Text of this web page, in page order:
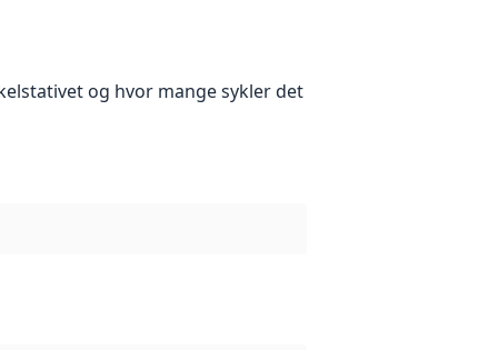
og hvor mange sykler det